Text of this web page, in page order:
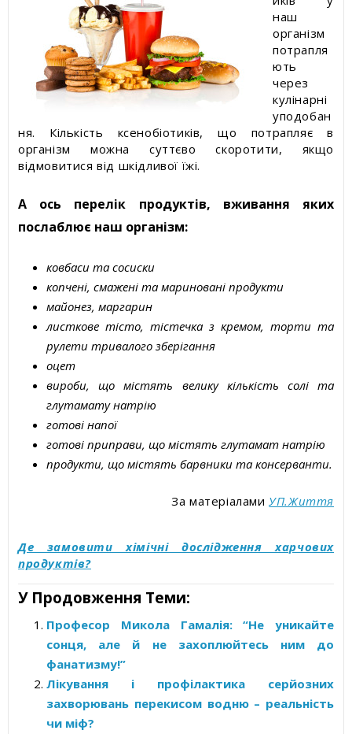
наш
організм
потрапля
ють
через
кулінарні
уподобан
ня. Кількість ксенобіотиків, що потрапляє в
організм можна суттєво скоротити, якщо
відмовитися від шкідливої їжі.
А ось перелік продуктів, вживання яких
послаблює наш організм:
ковбаси та сосиски
копчені, смажені та мариновані продукти
майонез, маргарин
листкове тісто, тістечка з кремом, торти та
рулети тривалого зберігання
оцет
вироби, що містять велику кількість солі та
глутамату натрію
готові напої
готові приправи, що містять глутамат натрію
продукти, що містять барвники та консерванти.
За матеріаламиУП.Життя
Де замовити хімічні дослідження харчових
продуктів?
У Продовження Теми:
Професор Микола Гамалія: “Не уникайте
сонця, але й не захоплюйтесь ним до
фанатизму!”
Лікування і профілактика серйозних
захворювань перекисом водню – реальність
чи міф?